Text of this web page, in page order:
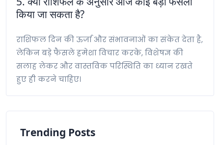
किया जा सकता है?
राशिफल दिन की ऊर्जा और संभावनाओं का संकेत देता है,
लेकिन बड़े फैसले हमेशा विचार करके, विशेषज्ञ की
सलाह लेकर और वास्तविक परिस्थिति का ध्यान रखते
हुए ही करने चाहिए।
Trending Posts